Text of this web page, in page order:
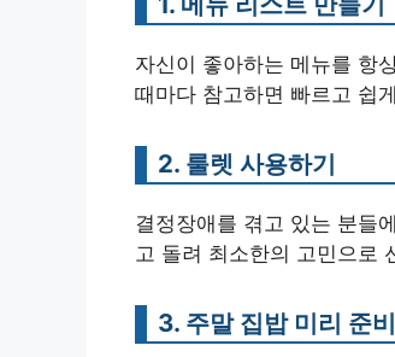
자신이 좋아하는 메뉴를 항
때마다 참고하면 빠르고 쉽
2. 룰렛 사용하기
결정장애를 겪고 있는 분들
고 돌려 최소한의 고민으로
3. 주말 집밥 미리 준